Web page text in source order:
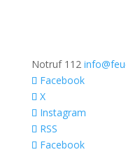
Notruf 112
Facebook
X
Instagram
RSS
Facebook